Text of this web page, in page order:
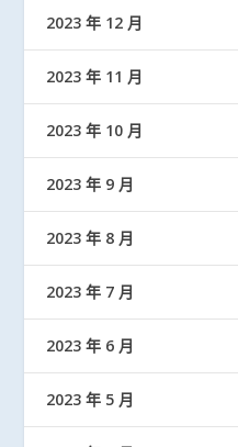
2023 年 12 月
2023 年 11 月
2023 年 10 月
2023 年 9 月
2023 年 8 月
2023 年 7 月
2023 年 6 月
2023 年 5 月